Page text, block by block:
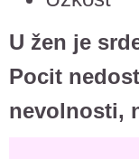
U žen je
Pocit
nevolnosti,